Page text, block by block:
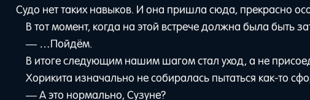
Судо нет таких навыков. И она пришла сюда, прекрасно
В тот момент, когда на этой встрече должна была быть
— …Пойдём.
В итоге следующим нашим шагом стал уход, а не
Хорикита изначально не собиралась пытаться как-то
— А это нормально, Сузуне?